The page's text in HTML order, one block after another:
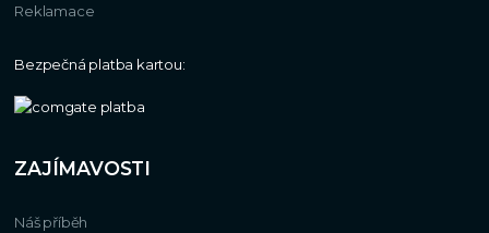
Reklamace
Bezpečná platba kartou:
ZAJÍMAVOSTI
Náš příběh